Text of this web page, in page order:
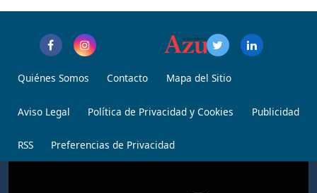
Quiénes Somos Contacto Mapa del Sitio
Aviso Legal Política de Privacidad y Cookies Publicidad
RSS Preferencias de Privacidad